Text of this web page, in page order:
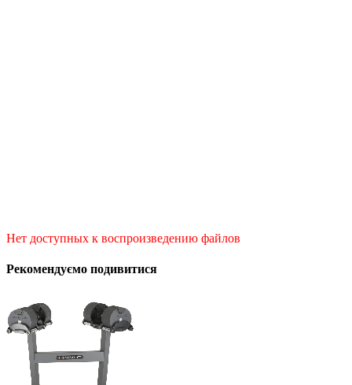
Нет доступных к воспроизведению файлов
Рекомендуємо подивитися